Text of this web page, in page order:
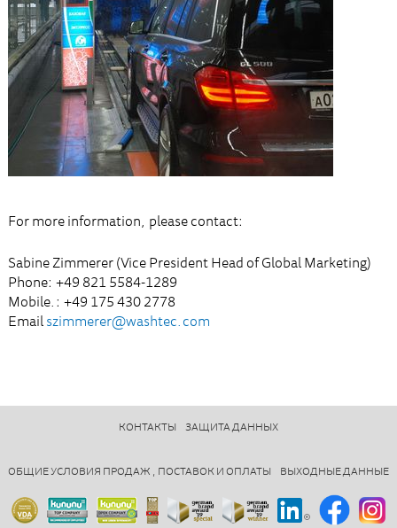
For more information, please contact:
Sabine Zimmerer (Vice President Head of Global Marketing)
Phone: +49 821 5584-1289
Mobile.: +49 175 430 2778
Email szimmerer@washtec.com
КОНТАКТЫ ЗАЩИТА ДАННЫХ
ОБЩИЕ УСЛОВИЯ ПРОДАЖ , ПОСТАВОК И ОПЛАТЫ ВЫХОДНЫЕ ДАННЫЕ